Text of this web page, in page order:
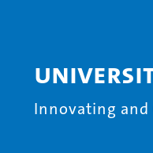
Innovating and